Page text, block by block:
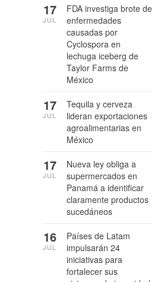
FDA investiga brote de
enfermedades
causadas por
Cyclospora en
lechuga iceberg de
Taylor Farms de
México
17
JUL
Tequila y cerveza
lideran exportaciones
agroalimentarias en
México
17
JUL
Nueva ley obliga a
supermercados en
Panamá a identificar
claramente productos
sucedáneos
17
JUL
Países de Latam
impulsarán 24
iniciativas para
fortalecer sus
16
JUL